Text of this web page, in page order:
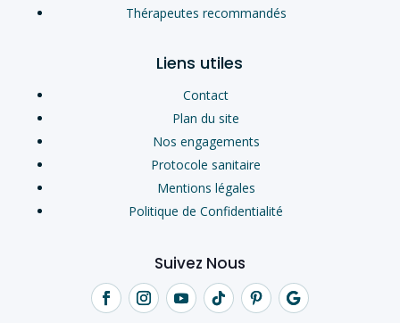
Thérapeutes recommandés
Liens utiles
Contact
Plan du site
Nos engagements
Protocole sanitaire
Mentions légales
Politique de Confidentialité
Suivez Nous